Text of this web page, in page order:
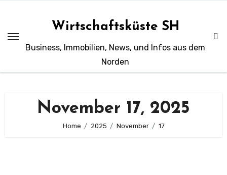
springen
Wirtschaftsküste SH
Business, Immobilien, News, und Infos aus dem
Norden
November 17, 2025
Home 2025 November 17